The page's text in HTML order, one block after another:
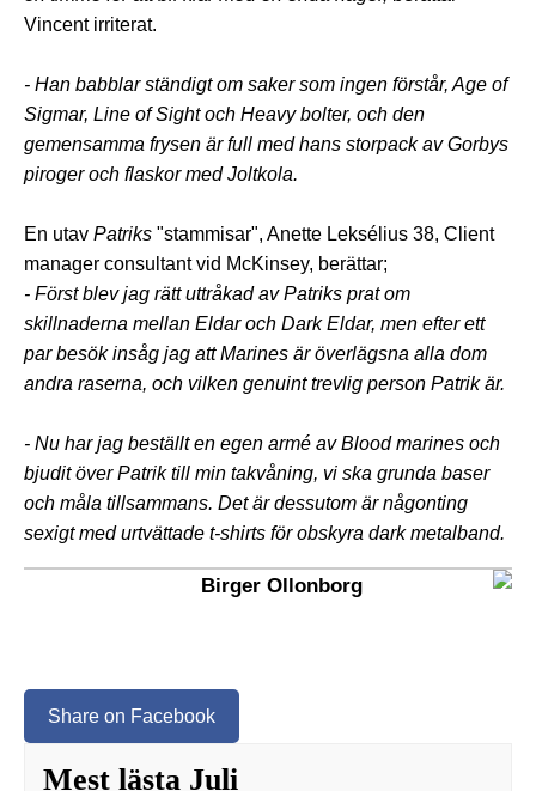
Vincent irriterat.
- Han babblar ständigt om saker som ingen förstår, Age of
Sigmar, Line of Sight och Heavy bolter, och den
gemensamma frysen är full med hans storpack av Gorbys
piroger och flaskor med Joltkola.
En utav Patriks "stammisar", Anette Leksélius 38, Client
manager consultant vid McKinsey, berättar;
- Först blev jag rätt uttråkad avPatriks prat om
skillnaderna mellan Eldar och Dark Eldar, men efter ett
par besök insåg jag att Marines är överlägsna alla dom
andra raserna, och vilken genuint trevlig person Patrikär.
- Nu har jag beställt en egen armé av Blood marines och
bjudit över Patrik till min takvåning, vi ska grunda baser
och måla tillsammans. Det är dessutom är någonting
sexigt med urtvättade t-shirts för obskyra dark metalband.
Birger Ollonborg
Share on Facebook
Mest lästa Juli